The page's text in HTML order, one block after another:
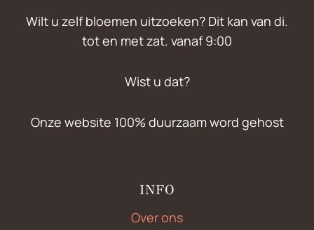
Wilt u zelf bloemen uitzoeken? Dit kan van di.
tot en met zat. vanaf 9:00
Wist u dat?
Onze website 100% duurzaam word gehost
INFO
Over ons